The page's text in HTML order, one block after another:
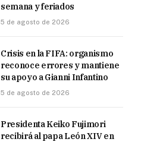
semana y feriados
5 de agosto de 2026
Crisis en la FIFA: organismo
reconoce errores y mantiene
su apoyo a Gianni Infantino
5 de agosto de 2026
Presidenta Keiko Fujimori
recibirá al papa León XIV en